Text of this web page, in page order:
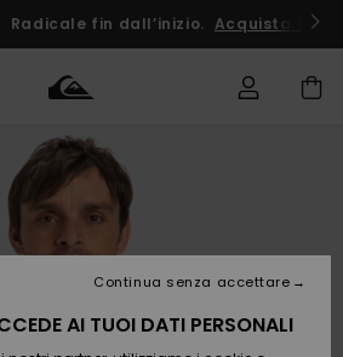
Radicale fin dall’inizio. Acquista Ora
Abbigliamento
Abbigliamento
Shop
Surf Shop
Uomo
Snow
Shop
Uomo
Outlet
Uomo
Accedi al tuo
ordine
Spedizione
AI TUOI DATI PERSONALI
Continua senza accettare